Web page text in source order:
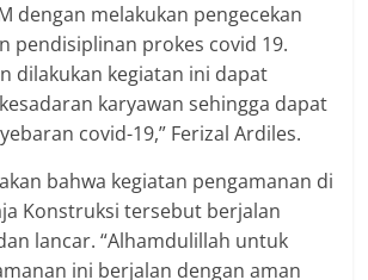
dengan melakukan pengecekan
pendisiplinan prokes covid 19.
dilakukan kegiatan ini dapat
karyawan sehingga dapat
covid-19,” Ferizal Ardiles.
bahwa kegiatan pengamanan di
Konstruksi tersebut berjalan
lancar. “Alhamdulillah untuk
ini berjalan dengan aman